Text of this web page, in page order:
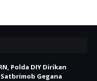
Polda DIY Dirikan
Gegana